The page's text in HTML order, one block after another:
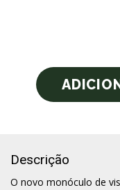
Descrição
O novo monóculo de